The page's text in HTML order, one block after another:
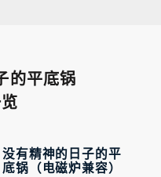
的平底锅
没有精神的日子的平
底锅（电磁炉兼容）